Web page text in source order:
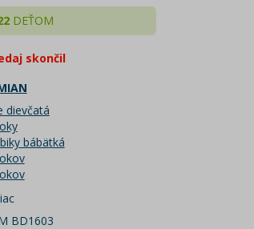
DEŤOM
skončil
dievčatá
bábätká
BD1603